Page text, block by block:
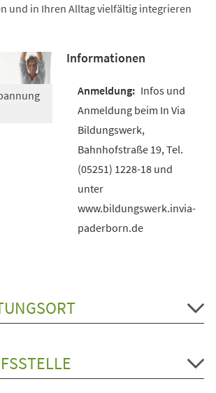
und in Ihren Alltag vielfältig integrieren
Informationen
Infos und
Anmeldung beim In Via
Bildungswerk,
Bahnhofstraße 19, Tel.
(05251) 1228-18 und
unter
www.bildungswerk.invia-
paderborn.de